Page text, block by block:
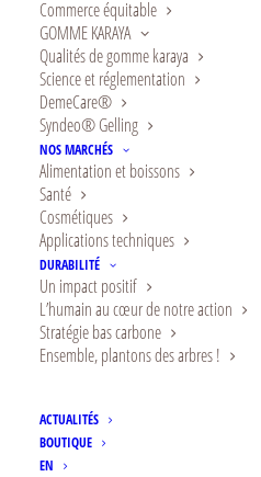
Commerce équitable
GOMME KARAYA
Qualités de gomme karaya
Science et réglementation
DemeCare®
Syndeo® Gelling
NOS MARCHÉS
Alimentation et boissons
Santé
Cosmétiques
Applications techniques
DURABILITÉ
Un impact positif
L’humain au cœur de notre action
Stratégie bas carbone
Ensemble, plantons des arbres !
ACTUALITÉS
BOUTIQUE
EN
Nous
récentes, en
chaque jour
de nos
normes de